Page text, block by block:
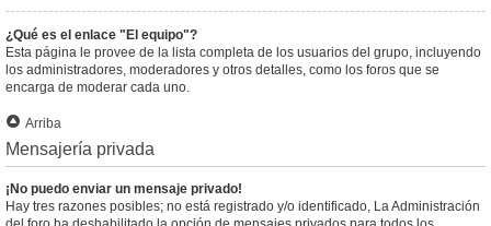
¿Qué es el enlace "El equipo"?
Esta página le provee de la lista completa de los usuarios del grupo, incluyendo
los administradores, moderadores y otros detalles, como los foros que se
encarga de moderar cada uno.
Arriba
Mensajería privada
¡No puedo enviar un mensaje privado!
Hay tres razones posibles; no está registrado y/o identificado, La Administración